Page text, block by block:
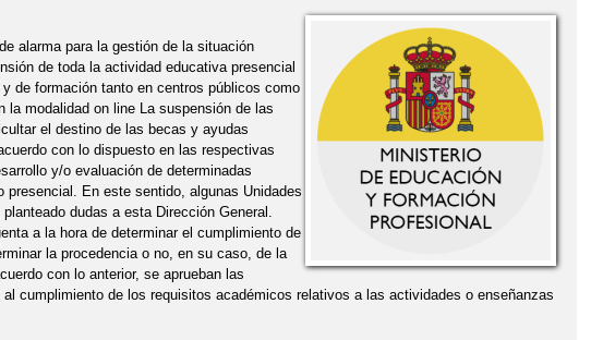
alarma para la gestión de la situación
de toda la actividad educativa presencial
de formación tanto en centros públicos como
la modalidad on line La suspensión de las
el destino de las becas y ayudas
con lo dispuesto en las respectivas
y/o evaluación de determinadas
En este sentido, algunas Unidades
dudas a esta Dirección General.
a la hora de determinar el cumplimiento de
la procedencia o no, en su caso, de la
con lo anterior, se aprueban las
cumplimiento de los requisitos académicos relativos a las actividades o enseñanzas